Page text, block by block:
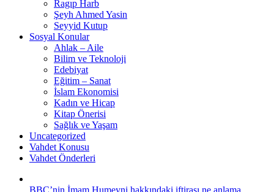
Ragıp Harb
Şeyh Ahmed Yasin
Seyyid Kutup
Sosyal Konular
Ahlak – Aile
Bilim ve Teknoloji
Edebiyat
Eğitim – Sanat
İslam Ekonomisi
Kadın ve Hicap
Kitap Önerisi
Sağlık ve Yaşam
Uncategorized
Vahdet Konusu
Vahdet Önderleri